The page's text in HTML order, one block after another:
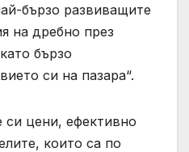
бързо развиващите
на дребно през
бързо
си на пазара“.
си цени, ефективно
които са по